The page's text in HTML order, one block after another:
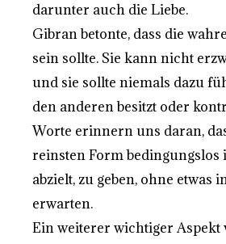
darunter auch die Liebe.
Gibran betonte, dass die
sein sollte. Sie kann nicht
und sie sollte niemals dazu
den anderen besitzt oder
Worte erinnern uns daran,
reinsten Form bedingungslos
abzielt, zu geben, ohne etwas
erwarten.
Ein weiterer wichtiger Aspekt